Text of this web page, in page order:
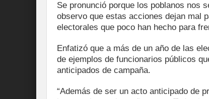
Se pronunció porque los poblanos nos
observo que estas acciones dejan mal
electorales que poco han hecho para
Enfatizó que a más de un año de las
de ejemplos de funcionarios públicos
anticipados de campaña.
“Además de ser un acto anticipado de